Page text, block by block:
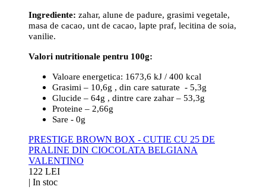
Ingrediente: zahar, alune de padure, grasimi vegetale,
masa de cacao, unt de cacao, lapte praf, lecitina de soia,
vanilie.
Valori nutritionale pentru 100g:
Valoare energetica: 1673,6 kJ / 400 kcal
Grasimi – 10,6g , din care saturate - 5,3g
Glucide – 64g , dintre care zahar – 53,3g
Proteine – 2,66g
Sare - 0g
PRESTIGE BROWN BOX - CUTIE CU 25 DE
PRALINE DIN CIOCOLATA BELGIANA
VALENTINO
122 LEI
| In stoc